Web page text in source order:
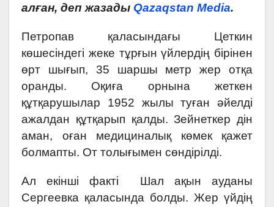
алған, деп жазады Qazaqstan Media.
Петропав қаласындағы Цеткин
көшесіндегі жеке тұрғын үйлердің бірінен
өрт шығып, 35 шаршы метр жер отқа
оранды. Оқиға орнына жеткен
құтқарушылар 1952 жылы туған әйелді
ажалдан құтқарып қалды. Зейнеткер дін
аман, оған медициналық көмек қажет
болмапты. От толығымен сөндірілді.
Ал екінші факті Шал ақын ауданы
Сергеевка қаласында болды. Жер үйдің